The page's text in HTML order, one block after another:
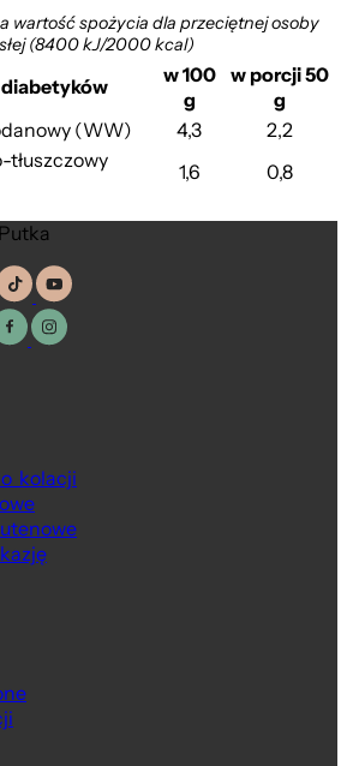
wartość spożycia dla przeciętnej osoby
(8400 kJ/2000 kcal)
w 100
g
w porcji 50
g
(WW)
4,3
2,2
tłuszczowy
1,6 0,8
kolacji